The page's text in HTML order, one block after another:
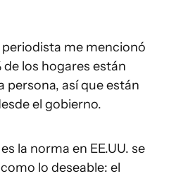
periodista me mencionó
los hogares están
persona, así que están
el gobierno.
la norma en EE.UU. se
lo deseable: el